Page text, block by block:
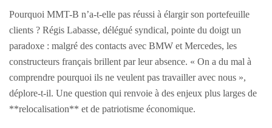
Pourquoi MMT-B n’a-t-elle pas réussi à élargir son portefeuille
clients ? Régis Labasse, délégué syndical, pointe du doigt un
paradoxe : malgré des contacts avec BMW et Mercedes, les
constructeurs français brillent par leur absence. « On a du mal à
comprendre pourquoi ils ne veulent pas travailler avec nous »,
déplore-t-il. Une question qui renvoie à des enjeux plus larges de
**relocalisation** et de patriotisme économique.